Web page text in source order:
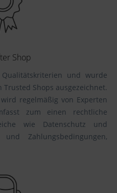
Shop
und wurde
Shops ausgezeichnet.
regelmäßig von Experten
zum einen rechtliche
wie Datenschutz und
Zahlungsbedingungen,